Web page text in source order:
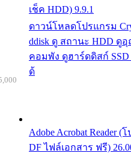
เช็ค HDD) 9.9.1
ดาวน์โหลดโปรแกรม
ddisk ดู สถานะ HDD ดู
คอมพัง ดูฮาร์ดดิสก์ SSD
ด้
Adobe Acrobat Reader
DF ไฟล์เอกสาร ฟรี)